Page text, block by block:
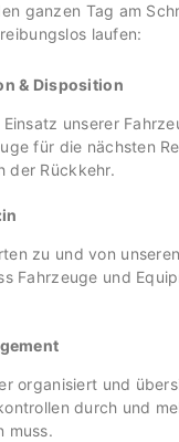
ganzen Tag am
laufen:
& Disposition
unserer
für die nächsten
der Rückkehr.
zu und von
Fahrzeuge und
organisiert und
durch und
muss.